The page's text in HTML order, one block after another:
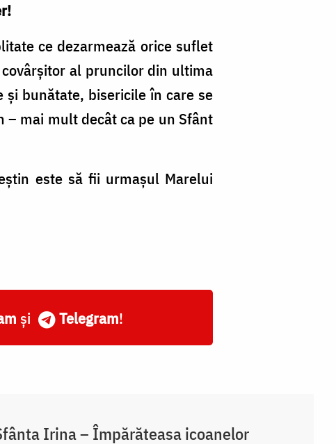
ce dezarmează orice suflet
al pruncilor din ultima
și bunătate, bisericile în care se
mai mult decât ca pe un Sfânt
este să fii urmașul Marelui
și Telegram!
Irina – Împărăteasa icoanelor